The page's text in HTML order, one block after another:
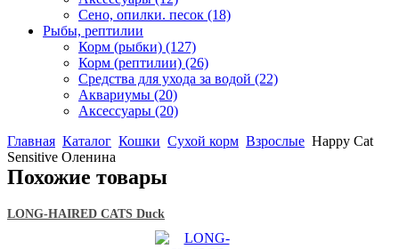
Сено, опилки. песок (18)
Рыбы, рептилии
Корм (рыбки) (127)
Корм (рептилии) (26)
Средства для ухода за водой (22)
Аквариумы (20)
Аксессуары (20)
Главная Каталог Кошки Сухой корм Взрослые Happy Cat
Sensitive Оленина
Похожие товары
LONG-HAIRED CATS Duck